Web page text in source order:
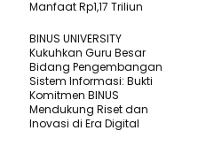
Manfaat Rp1,17 Triliun
BINUS UNIVERSITY
Kukuhkan Guru Besar
Bidang Pengembangan
Sistem Informasi: Bukti
Komitmen BINUS
Mendukung Riset dan
Inovasi di Era Digital